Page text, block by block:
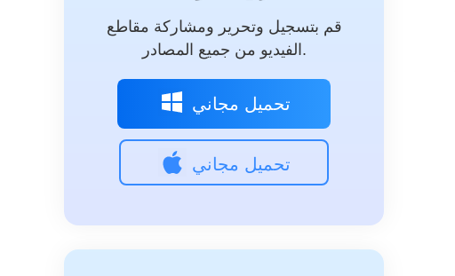
قم بتسجيل وتحرير ومشاركة مقاطع
الفيديو من جميع المصادر.
تحميل مجاني
تحميل مجاني